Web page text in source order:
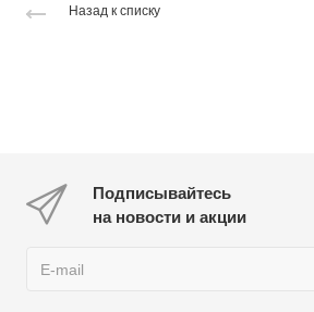
Назад к списку
Подписывайтесь
на новости и акции